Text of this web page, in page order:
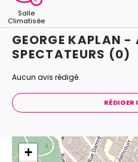
Salle
Climatisée
GEORGE KAPLAN -
SPECTATEURS (0)
Aucun avis rédigé.
RÉDIGER
+